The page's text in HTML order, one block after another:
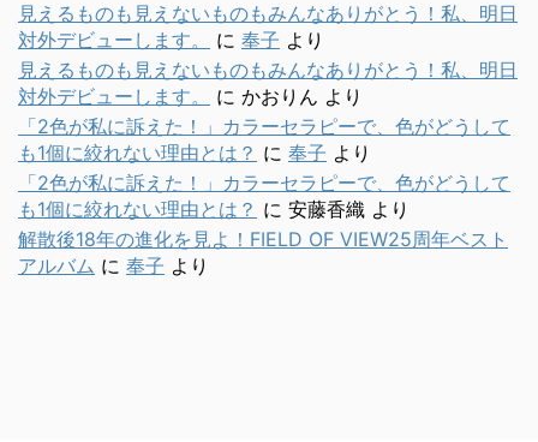
見えるものも見えないものもみんなありがとう！私、明日
対外デビューします。
に 奉子 より
見えるものも見えないものもみんなありがとう！私、明日
対外デビューします。
に かおりん より
「2色が私に訴えた！」カラーセラピーで、色がどうして
も1個に絞れない理由とは？ に 奉子 より
「2色が私に訴えた！」カラーセラピーで、色がどうして
も1個に絞れない理由とは？ に 安藤香織 より
解散後18年の進化を見よ！FIELD OF VIEW25周年ベスト
アルバム に 奉子 より